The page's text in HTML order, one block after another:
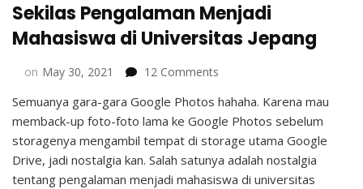
Sekilas Pengalaman Menjadi
Mahasiswa di Universitas Jepang
on May 30, 2021 12 Comments
Pengalaman
Menjadi
Mahasiswa
di
Universitas
Semuanya gara-gara Google Photos hahaha. Karena mau
memback-up foto-foto lama ke Google Photos sebelum
storagenya mengambil tempat di storage utama Google
Drive, jadi nostalgia kan. Salah satunya adalah nostalgia
tentang pengalaman menjadi mahasiswa di universitas